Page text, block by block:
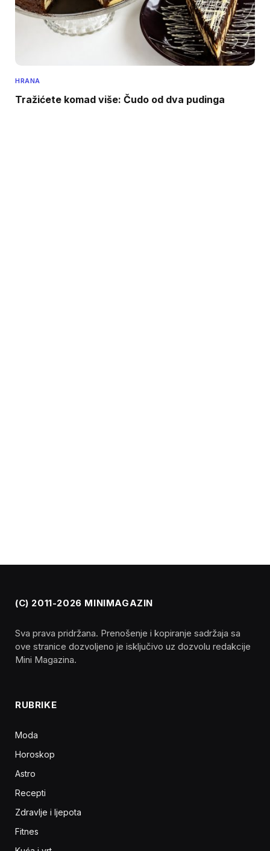
HRANA
Tražićete komad više: Čudo od dva pudinga
(C) 2011-2026 MINIMAGAZIN
Sva prava pridržana. Prenošenje i kopiranje sadržaja sa
ove stranice dozvoljeno je isključivo uz dozvolu redakcije
Mini Magazina.
RUBRIKE
Moda
Horoskop
Astro
Recepti
Zdravlje i ljepota
Fitnes